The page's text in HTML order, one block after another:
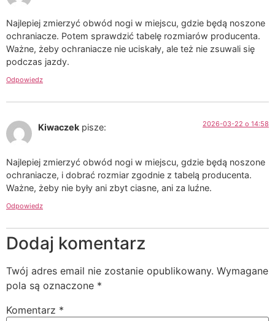
Najlepiej zmierzyć obwód nogi w miejscu, gdzie będą noszone
ochraniacze. Potem sprawdzić tabelę rozmiarów producenta.
Ważne, żeby ochraniacze nie uciskały, ale też nie zsuwali się
podczas jazdy.
Odpowiedz
Kiwaczek pisze: 2026-03-22 o 14:58
Najlepiej zmierzyć obwód nogi w miejscu, gdzie będą noszone
ochraniacze, i dobrać rozmiar zgodnie z tabelą producenta.
Ważne, żeby nie były ani zbyt ciasne, ani za luźne.
Odpowiedz
Dodaj komentarz
Twój adres email nie zostanie opublikowany. Wymagane
pola są oznaczone *
Komentarz *